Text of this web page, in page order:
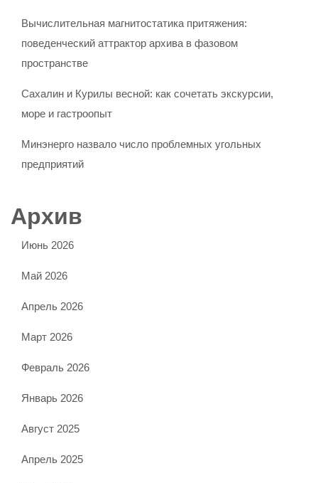
Вычислительная магнитостатика притяжения:
поведенческий аттрактор архива в фазовом
пространстве
Сахалин и Курилы весной: как сочетать экскурсии,
море и гастроопыт
Минэнерго назвало число проблемных угольных
предприятий
Архив
Июнь 2026
Май 2026
Апрель 2026
Март 2026
Февраль 2026
Январь 2026
Август 2025
Апрель 2025